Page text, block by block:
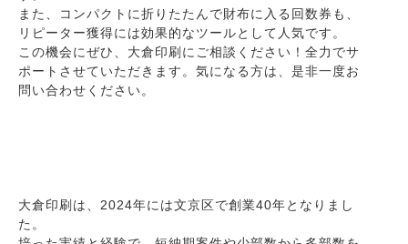
また、コンパクトに折りたたんで財布に入る回数券も、
リピーター獲得には効果的なツールとして人気です。
この機会にぜひ、大倉印刷にご相談ください！全力でサ
ポートさせていただきます。気になる方は、是非一度お
問い合わせください。
大倉印刷は、2024年には文京区で創業40年となりまし
た。